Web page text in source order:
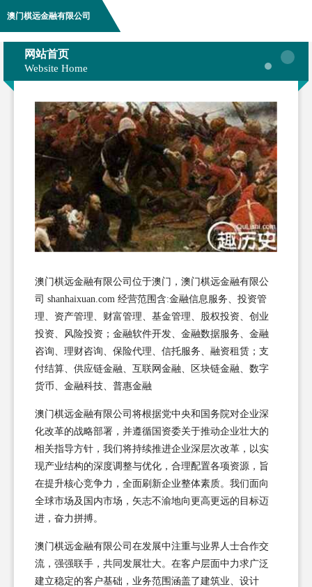
澳门棋远金融有限公司
网站首页
Website Home
澳门棋远金融有限公司位于澳门，澳门棋远金融有限公
司 shanhaixuan.com 经营范围含:金融信息服务、投资管
理、资产管理、财富管理、基金管理、股权投资、创业
投资、风险投资；金融软件开发、金融数据服务、金融
咨询、理财咨询、保险代理、信托服务、融资租赁；支
付结算、供应链金融、互联网金融、区块链金融、数字
货币、金融科技、普惠金融
澳门棋远金融有限公司将根据党中央和国务院对企业深
化改革的战略部署，并遵循国资委关于推动企业壮大的
相关指导方针，我们将持续推进企业深层次改革，以实
现产业结构的深度调整与优化，合理配置各项资源，旨
在提升核心竞争力，全面刷新企业整体素质。我们面向
全球市场及国内市场，矢志不渝地向更高更远的目标迈
进，奋力拼搏。
澳门棋远金融有限公司在发展中注重与业界人士合作交
流，强强联手，共同发展壮大。在客户层面中力求广泛
建立稳定的客户基础，业务范围涵盖了建筑业、设计